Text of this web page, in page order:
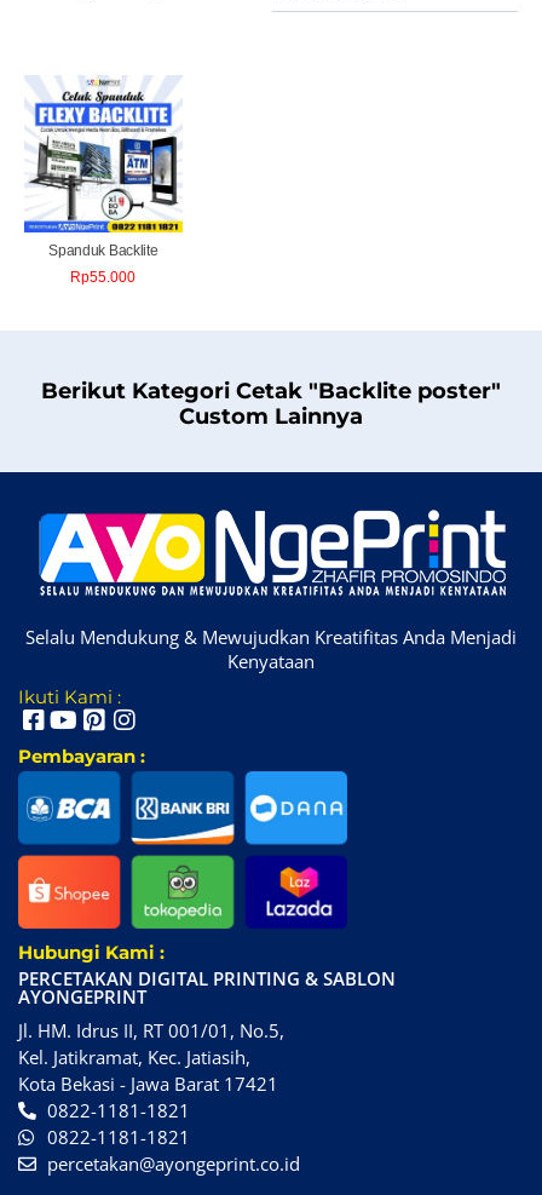
Spanduk Backlite
Rp55.000
Berikut Kategori Cetak "Backlite poster"
Custom Lainnya
Selalu Mendukung & Mewujudkan Kreatifitas Anda Menjadi
Kenyataan
Ikuti Kami :
Pembayaran :
Hubungi Kami :
PERCETAKAN DIGITAL PRINTING & SABLON
AYONGEPRINT
Jl. HM. Idrus II, RT 001/01, No.5,
Kel. Jatikramat, Kec. Jatiasih,
Kota Bekasi - Jawa Barat 17421
0822-1181-1821
0822-1181-1821
percetakan@ayongeprint.co.id